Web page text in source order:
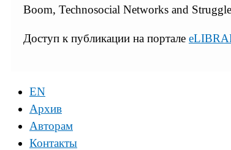
Boom, Technosocial Networks and
Доступ к публикации на портале
EN
Архив
Авторам
Контакты